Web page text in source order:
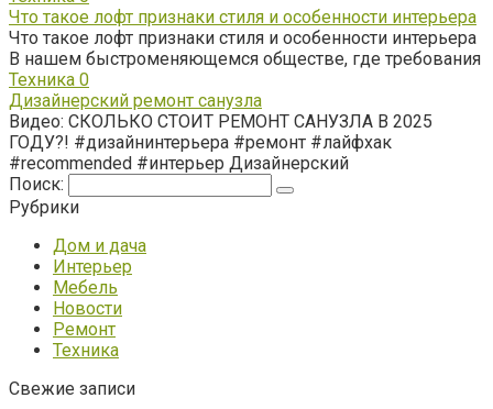
Что такое лофт признаки стиля и особенности интерьера
Что такое лофт признаки стиля и особенности интерьера
В нашем быстроменяющемся обществе, где требования
Техника 0
Дизайнерский ремонт санузла
Видео: СКОЛЬКО СТОИТ РЕМОНТ САНУЗЛА В 2025
ГОДУ?! #дизайнинтерьера #ремонт #лайфхак
#recommended #интерьер Дизайнерский
Поиск:
Рубрики
Дом и дача
Интерьер
Мебель
Новости
Ремонт
Техника
Свежие записи